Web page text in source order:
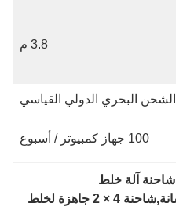
3.8 م
الشحن البحري الدولي القياسي
100 جهاز كمبيوتر / أسبوع
4 × 2 شاحنة آلة خلط
الخرسانة,شاحنة 4 × 2 جاهزة لخلط